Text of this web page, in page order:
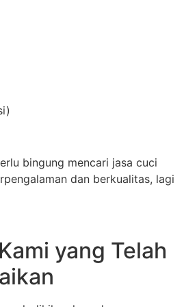
bingung mencari jasa cuci
dan berkualitas, lagi
yang Telah